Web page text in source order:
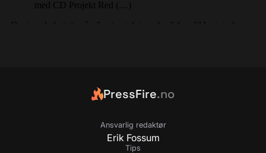
PressFire.no
Ansvarlig redaktør
Erik Fossum
Tips